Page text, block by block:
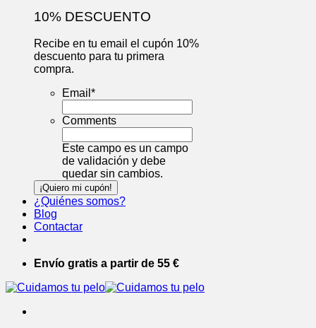
10% DESCUENTO
Recibe en tu email el cupón 10%
descuento para tu primera
compra.
Email *
Comments
Este campo es un campo
de validación y debe
quedar sin cambios.
¿Quiénes somos?
Blog
Contactar
Envío gratis a partir de 55 €